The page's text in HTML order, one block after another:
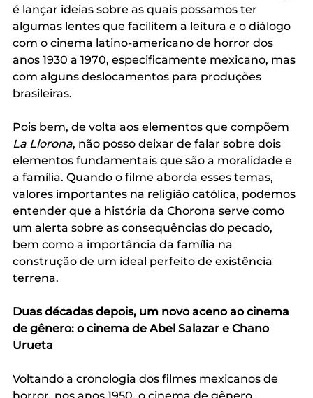
é lançar ideias sobre as quais possamos ter
algumas lentes que facilitem a leitura e o diálogo
com o cinema latino-americano de horror dos
anos 1930 a 1970, especificamente mexicano, mas
com alguns deslocamentos para produções
brasileiras.
Pois bem, de volta aos elementos que compõem
La Llorona, não posso deixar de falar sobre dois
elementos fundamentais que são a moralidade e
a família. Quando o filme aborda esses temas,
valores importantes na religião católica, podemos
entender que a história da Chorona serve como
um alerta sobre as consequências do pecado,
bem como a importância da família na
construção de um ideal perfeito de existência
terrena.
Duas décadas depois, um novo aceno ao cinema
de gênero: o cinema de Abel Salazar e Chano
Urueta
Voltando a cronologia dos filmes mexicanos de
horror, nos anos 1950, o cinema de gênero